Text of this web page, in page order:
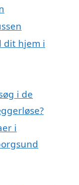
dit hjem i
i de
i